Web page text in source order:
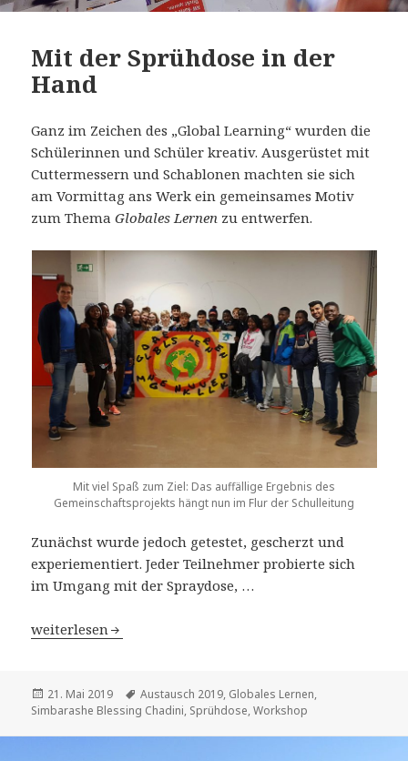
Mit der Sprühdose in der
Hand
Ganz im Zeichen des „Global Learning“ wurden die
Schülerinnen und Schüler kreativ. Ausgerüstet mit
Cuttermessern und Schablonen machten sie sich
am Vormittag ans Werk ein gemeinsames Motiv
zum ThemaGlobales Lernen zu entwerfen.
Mit viel Spaß zum Ziel: Das auffällige Ergebnis des
Gemeinschaftsprojekts hängt nun im Flur der Schulleitung
Zunächst wurde jedoch getestet, gescherzt und
experiementiert. Jeder Teilnehmer probierte sich
im Umgang mit der Spraydose, …
Mit der Sprühdose in der Hand
weiterlesen
Veröffentlicht
am
21. Mai 2019 Schlagwörter
Austausch 2019, Globales Lernen,
Simbarashe Blessing Chadini, Sprühdose,Workshop